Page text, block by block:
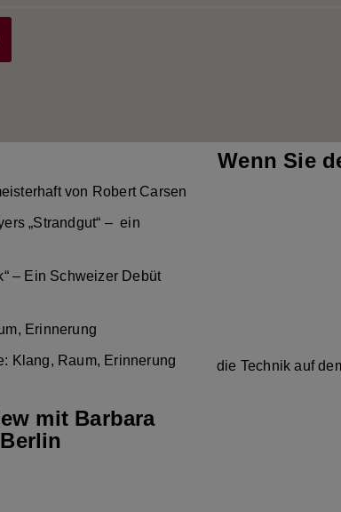
von Robert Carsen
„Strandgut“ – ein
– Ein Schweizer Debüt
Erinnerung
Klang, Raum, Erinnerung
mit Barbara
Wenn Sie
die Technik auf